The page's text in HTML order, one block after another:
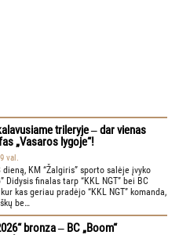
trileryje ‒ dar vienas
„Vasaros lygoje“!
val.
KM “Žalgiris” sporto salėje įvyko
Didysis finalas tarp “KKL NGT” bei BC
kas geriau pradėjo “KKL NGT” komanda,
be…
bronza ‒ BC „Boom“